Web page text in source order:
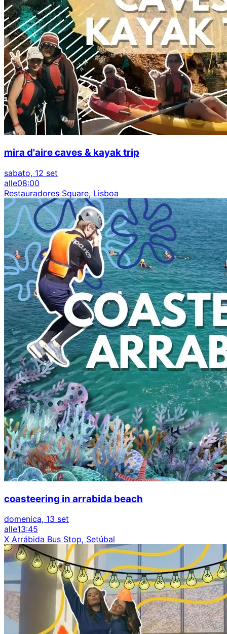
mira d'aire caves & kayak trip
sabato, 12 set
alle08:00
Restauradores Square, Lisboa
coasteering in arrabida beach
domenica, 13 set
alle13:45
X Arrábida Bus Stop, Setúbal